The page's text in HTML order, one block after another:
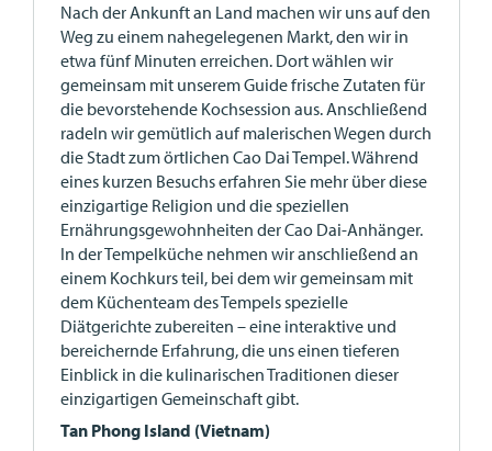
Nach der Ankunft an Land machen wir uns auf den
Weg zu einem nahegelegenen Markt, den wir in
etwa fünf Minuten erreichen. Dort wählen wir
gemeinsam mit unserem Guide frische Zutaten für
die bevorstehende Kochsession aus. Anschließend
radeln wir gemütlich auf malerischen Wegen durch
die Stadt zum örtlichen Cao Dai Tempel. Während
eines kurzen Besuchs erfahren Sie mehr über diese
einzigartige Religion und die speziellen
Ernährungsgewohnheiten der Cao Dai-Anhänger.
In der Tempelküche nehmen wir anschließend an
einem Kochkurs teil, bei dem wir gemeinsam mit
dem Küchenteam des Tempels spezielle
Diätgerichte zubereiten – eine interaktive und
bereichernde Erfahrung, die uns einen tieferen
Einblick in die kulinarischen Traditionen dieser
einzigartigen Gemeinschaft gibt.
Tan Phong Island (Vietnam)